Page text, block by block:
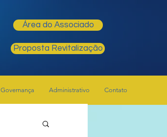
Área do Associado
Proposta Revitalização
Governança Administrativo Contato